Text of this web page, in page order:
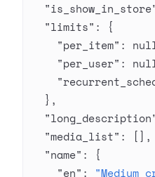
  "limits"
: {
    "per_item"
:
    "per_user"
:
  },
  "media_list"
: [],
  "name"
: {
    "en"
: "Medium